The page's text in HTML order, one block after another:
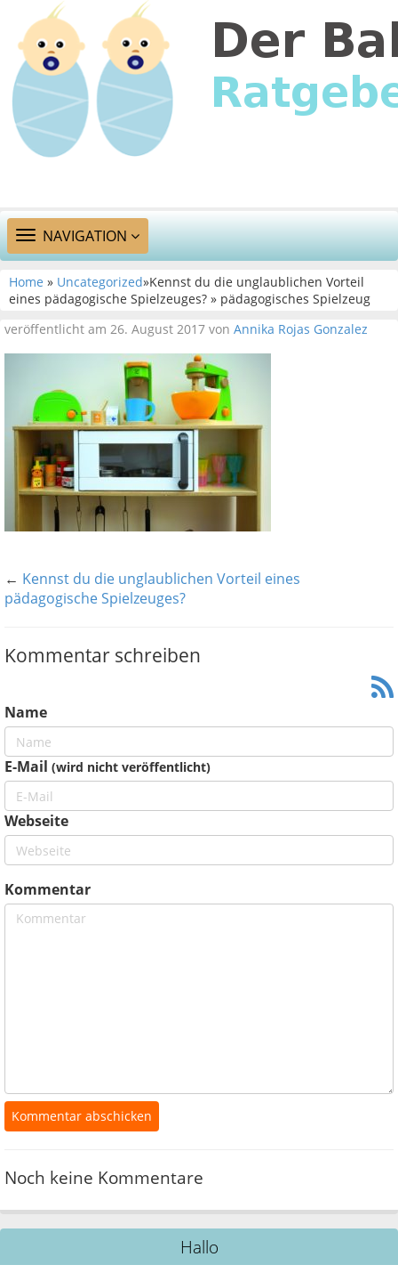
TOGGLE
NAVIGATION
NAVIGATION
Home » Uncategorized»Kennst du die unglaublichen Vorteil
eines pädagogische Spielzeuges? » pädagogisches Spielzeug
veröffentlicht am 26. August 2017 von Annika Rojas Gonzalez
← Kennst du die unglaublichen Vorteil eines
pädagogische Spielzeuges?
Kommentar schreiben
Name
E-Mail (wird nicht veröffentlicht)
Webseite
Kommentar
Noch keine Kommentare
Hallo